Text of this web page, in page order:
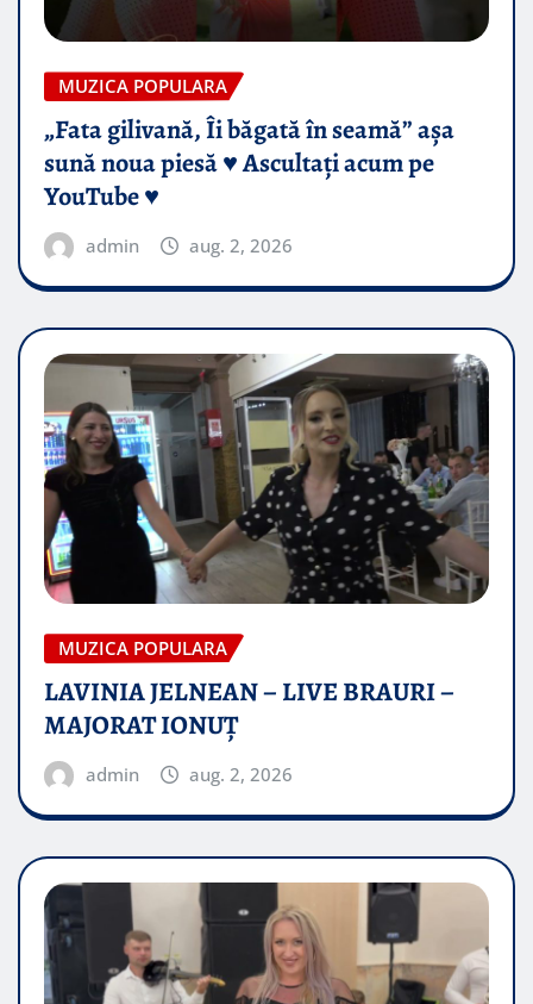
MUZICA POPULARA
„Fata gilivană, Îi băgată în seamă” așa
sună noua piesă ♥️ Ascultați acum pe
YouTube ♥️
admin aug. 2, 2026
MUZICA POPULARA
LAVINIA JELNEAN – LIVE BRAURI –
MAJORAT IONUŢ
admin aug. 2, 2026